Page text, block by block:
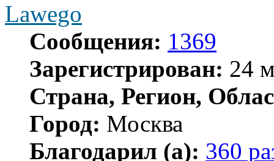
Lawego
Сообщения: 1369
Зарегистрирован: 24
Страна, Регион,
Город: Москва
Благодарил (а): 360